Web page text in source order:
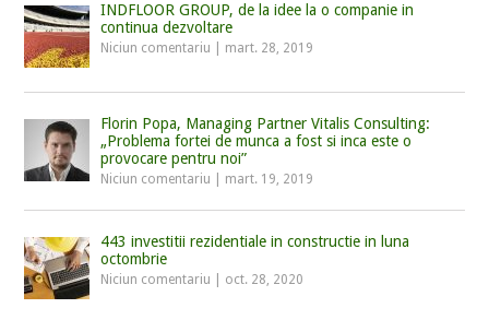
INDFLOOR GROUP, de la idee la o companie in
continua dezvoltare
Niciun comentariu mart. 28, 2019
Florin Popa, Managing Partner Vitalis Consulting:
„Problema fortei de munca a fost si inca este o
provocare pentru noi”
Niciun comentariu mart. 19, 2019
443 investitii rezidentiale in constructie in luna
octombrie
Niciun comentariu oct. 28, 2020